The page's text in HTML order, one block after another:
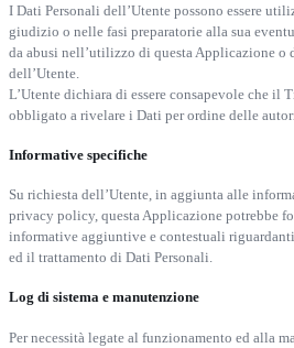
I Dati Personali dell’Utente possono essere
giudizio o nelle fasi preparatorie alla sua
da abusi nell’utilizzo di questa Applicazione o
dell’Utente.
L’Utente dichiara di essere consapevole che il
obbligato a rivelare i Dati per ordine delle
Informative specifiche
Su richiesta dell’Utente, in aggiunta alle
privacy policy, questa Applicazione potrebbe
informative aggiuntive e contestuali
ed il trattamento di Dati Personali.
Log di sistema e manutenzione
Per necessità legate al funzionamento ed alla